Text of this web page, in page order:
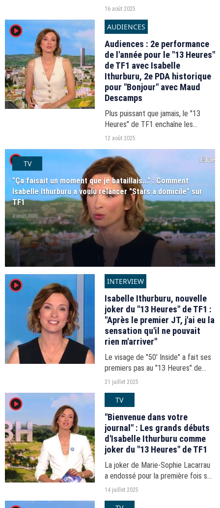
"13 Heures", ce vendredi 15 août,
l'habituelle titulaire du poste.
16 août 2025
player2 AUDIENCES
Audiences : 2e performance
de l'année pour le "13 Heures"
de TF1 avec Isabelle
Ithurburu, 2e PDA historique
pour "Bonjour" avec Maud
Descamps
Plus puissant que jamais, le "13
Heures" de TF1 enchaîne les
succès d'audience depuis l'arrivée
12 août 2025
player2TV
"Ça faisait un moment que je bataillais..." : Comment
Isabelle Ithurburu a voulu relancer "Stars à domicile" sur
TF1
2 août 2025
player2 INTERVIEW
Isabelle Ithurburu, nouvelle
joker du "13 Heures" de TF1 :
"Après le premier JT, j'ai eu la
sensation qu'il ne pouvait
rien m'arriver"
Le visage de "50' Inside" a fait ses
premiers pas au "13 Heures" de
TF1 la semaine dernière. Honorée
rendez-vous important chez les
Ithurburu, la journaliste...
21 juillet 2025
player2 TV
"Bienvenue dans votre
journal" : Les grands débuts
d'Isabelle Ithurburu comme
joker du "13 Heures" de TF1
La joker de Marie-Sophie Lacarrau
a endossé pour la première fois son
nouveau costume en ce lundi 14
14 juillet 2025